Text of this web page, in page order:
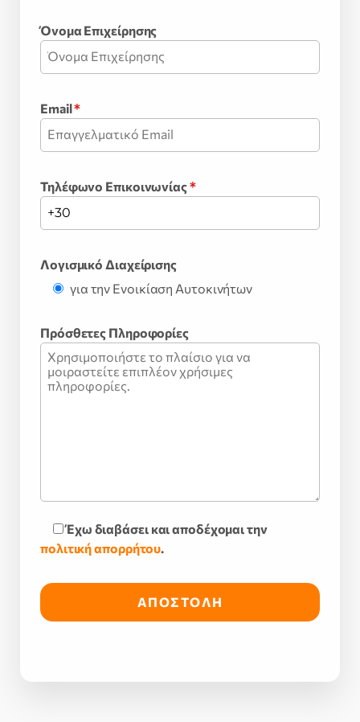
Όνομα Επιχείρησης
Email*
Τηλέφωνο Επικοινωνίας *
Λογισμικό Διαχείρισης
για την Ενοικίαση Αυτοκινήτων
Πρόσθετες Πληροφορίες
Έχω διαβάσει και αποδέχομαι την
πολιτική απορρήτου.